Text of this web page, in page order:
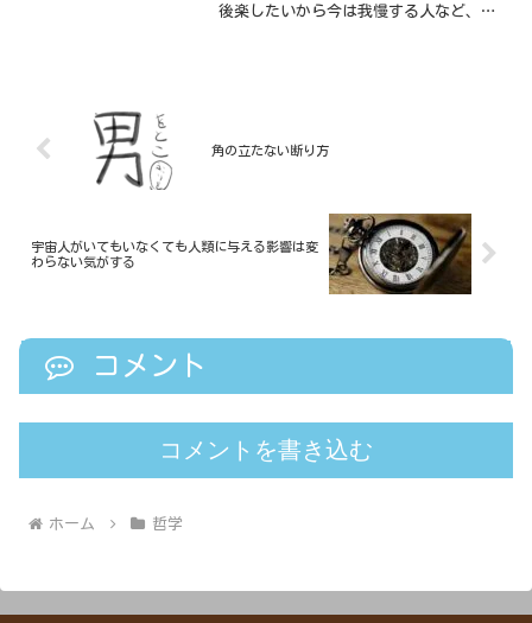
後楽したいから今は我慢する人など、未
角の立たない断り方
宇宙人がいてもいなくても人類に与える影響は変
わらない気がする
コメント
コメントを書き込む
ホーム 哲学